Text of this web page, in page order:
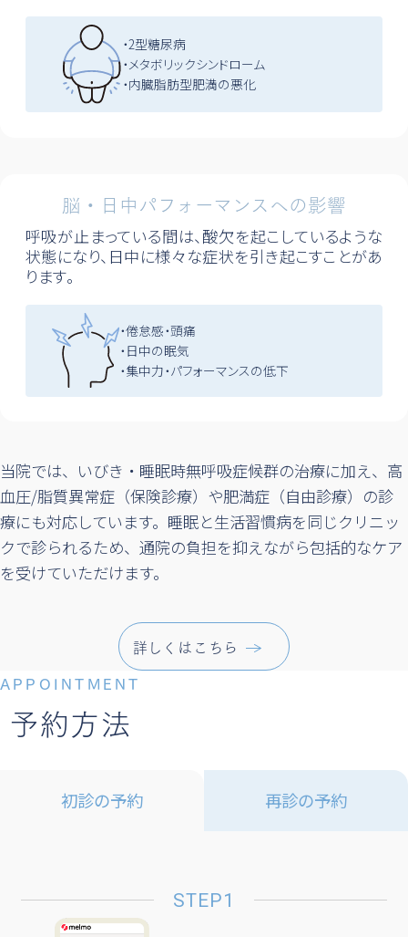
・2型糖尿病
・メタボリックシンドローム
・内臓脂肪型肥満の悪化
脳・日中パフォーマンスへの影響
呼吸が止まっている間は、酸欠を起こしているような
状態になり、日中に様々な症状を引き起こすことがあ
ります。
・倦怠感・頭痛
・日中の眠気
・集中力・パフォーマンスの低下
当院では、いびき・睡眠時無呼吸症候群の治療に加え、高
血圧/脂質異常症（保険診療）や肥満症（自由診療）の診
療にも対応しています。睡眠と生活習慣病を同じクリニッ
クで診られるため、通院の負担を抑えながら包括的なケア
を受けていただけます。
詳しくはこちら
APPOINTMENT
予約方法
初診の予約 再診の予約
STEP1
予約前準備​